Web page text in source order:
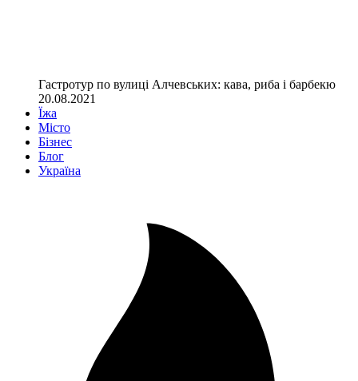
Гастротур по вулиці Алчевських: кава, риба і барбекю
20.08.2021
Їжа
Місто
Бізнес
Блог
Україна